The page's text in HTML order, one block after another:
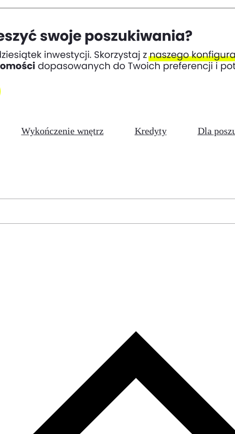
Wykończenie wnętrz Kredyty Dla